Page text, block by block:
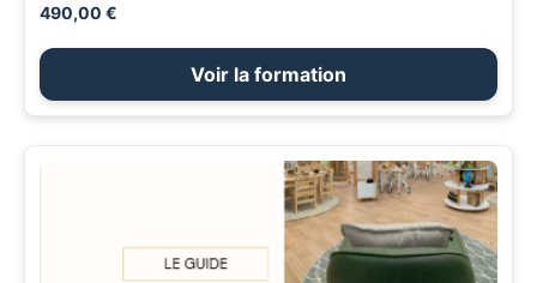
490,00 €
Voir la formation